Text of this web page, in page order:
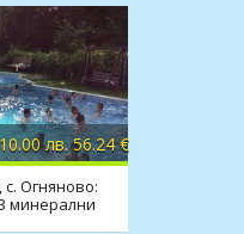
лв. 56.24 €
Огняново:
минерални